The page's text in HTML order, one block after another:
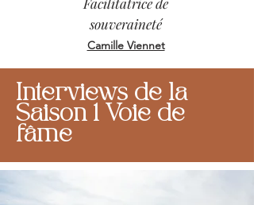
souveraineté
Camille Viennet
Interviews de la
Saison 1 Voie de
fâme